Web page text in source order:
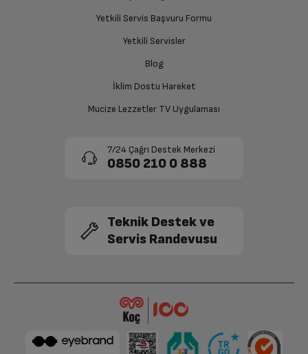
Yetkili Servis Başvuru Formu
Yetkili Servisler
Blog
İklim Dostu Hareket
Mucize Lezzetler TV Uygulaması
7/24 Çağrı Destek Merkezi
0850 210 0 888
Teknik Destek ve
Servis Randevusu